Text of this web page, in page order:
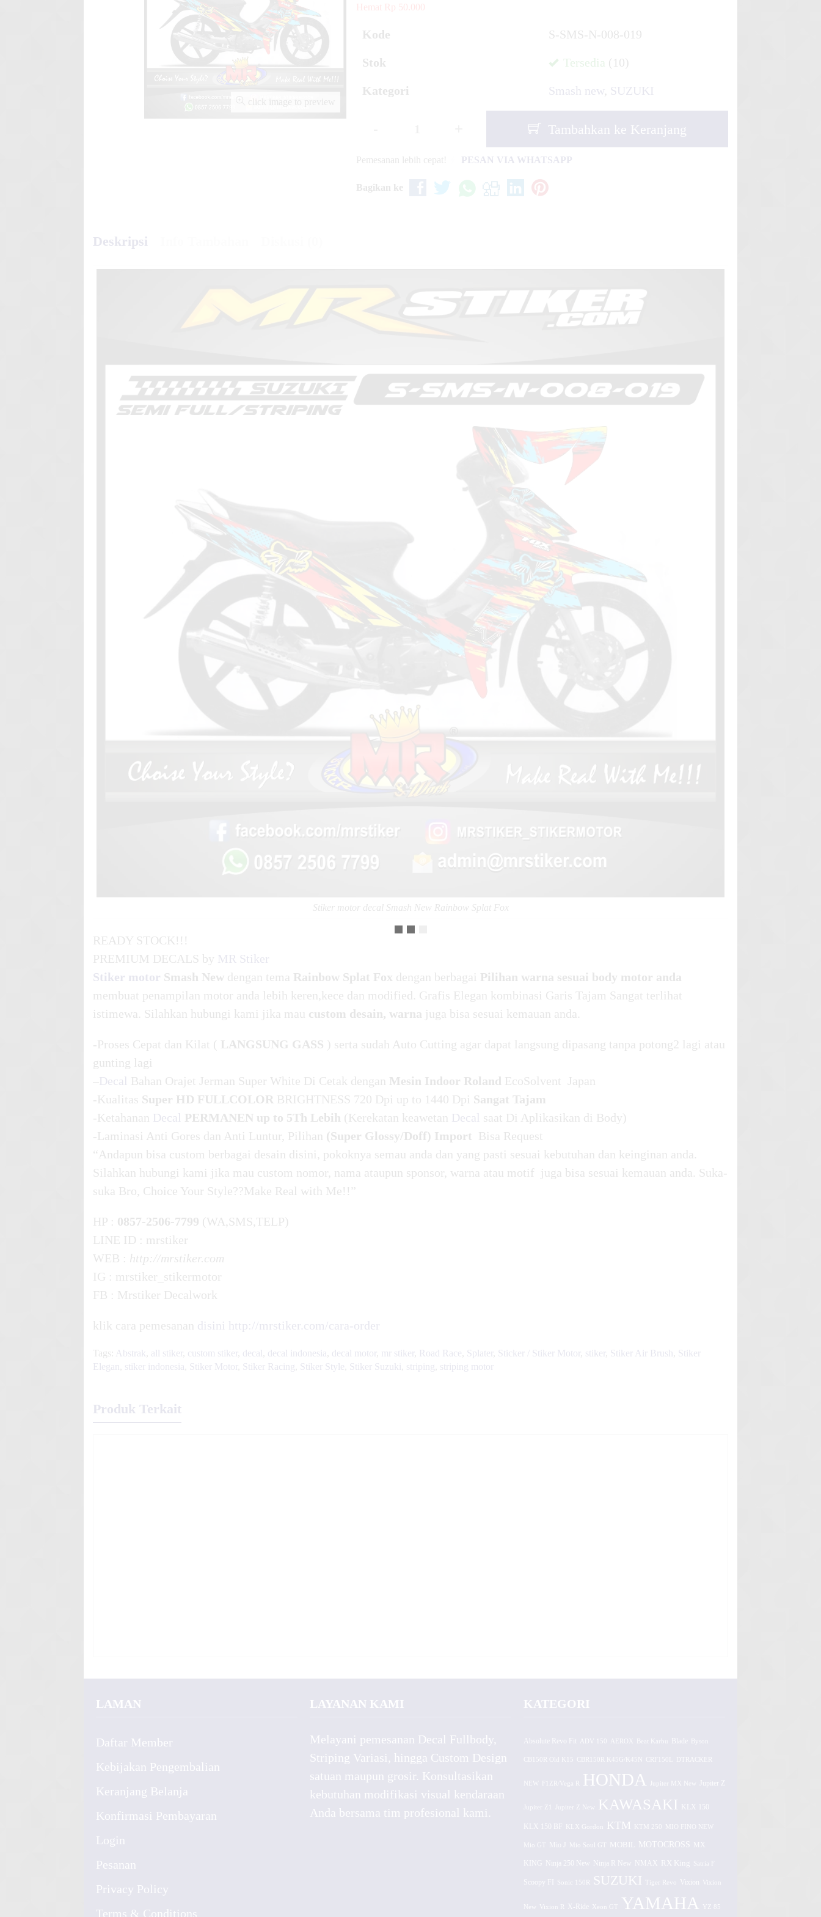
Stiker Kawasaki KLX 150 BF White Race Sport
click image to preview
Hemat Rp 50.000
Kode S-SMS-N-008-019
Stok Tersedia (10)
Kategori Smash new , SUZUKI
Tambahkan ke Keranjang
Pemesanan lebih cepat! PESAN VIA WHATSAPP
Bagikan ke
Deskripsi
Stiker motor decal Smash New Rainbow Splat Fox
READY STOCK!!!
PREMIUM DECALS by MR Stiker
Stiker motor Smash New dengan tema Rainbow Splat Fox dengan berbagai Pilihan warna sesuai body motor anda
membuat penampilan motor anda lebih keren,kece dan modified. Grafis Elegan kombinasi Garis Tajam Sangat terlihat
istimewa. Silahkan hubungi kami jika mau custom desain, warna juga bisa sesuai kemauan anda.
-Proses Cepat dan Kilat ( LANGSUNG GASS ) serta sudah Auto Cutting agar dapat langsung dipasang tanpa potong2 lagi atau
gunting lagi
–Decal Bahan Orajet Jerman Super White Di Cetak dengan Mesin Indoor Roland EcoSolvent Japan
-Kualitas Super HD FULLCOLOR BRIGHTNESS 720 Dpi up to 1440 Dpi Sangat Tajam
-Ketahanan Decal PERMANEN up to 5Th Lebih (Kerekatan keawetan Decal saat Di Aplikasikan di Body)
-Laminasi Anti Gores dan Anti Luntur, Pilihan (Super Glossy/Doff) Import Bisa Request
“Andapun bisa custom berbagai desain disini, pokoknya semau anda dan yang pasti sesuai kebutuhan dan keinginan anda.
Silahkan hubungi kami jika mau custom nomor, nama ataupun sponsor, warna atau motif juga bisa sesuai kemauan anda. Suka-
suka Bro, Choice Your Style??Make Real with Me!!”
HP : 0857-2506-7799 (WA,SMS,TELP)
LINE ID : mrstiker
WEB : http://mrstiker.com
IG : mrstiker_stikermotor
FB : Mrstiker Decalwork
klik cara pemesanan disini http://mrstiker.com/cara-order
Tags: Abstrak all stiker custom stiker decal decal indonesia decal motor mr stiker Road Race Splater Sticker / Stiker Motor stiker Stiker Air Brush
Stiker
Elegan
stiker indonesia Stiker Motor Stiker Racing Stiker Style Stiker Suzuki striping striping motor
Produk Terkait
LAMAN
Daftar Member
Kebijakan Pengembalian
Keranjang Belanja
Konfirmasi Pembayaran
Login
Pesanan
Privacy Policy
Terms & Conditions
LAYANAN KAMI
Melayani pemesanan Decal Fullbody,
Striping Variasi, hingga Custom Design
satuan maupun grosir. Konsultasikan
kebutuhan modifikasi visual kendaraan
Anda bersama tim profesional kami.
KATEGORI
Absolute Revo Fit ADV 150 AEROX Beat Karbu
CB150R Old K15 CBR150R K45G/K45N CRF150L DTRACKER
NEW F1ZR/Vega R HONDA Jupiter MX New Jupiter Z
Jupiter Z1 Jupiter Z New KAWASAKI KLX 150
KLX 150 BF KLX Gordon KTM KTM 250 MIO FINO NEW
Mio GT Mio J Mio Soul GT MOBIL MOTOCROSS MX
KING Ninja 250 New Ninja R New NMAX RX King Satria F
Scoopy FI Sonic 150R SUZUKI Tiger Revo Vixion Vixion
Vixion R X-Ride Xeon GT YAMAHA YZ 85